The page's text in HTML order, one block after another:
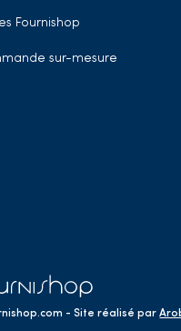
Fournishop
sur-mesure
- Site réalisé par